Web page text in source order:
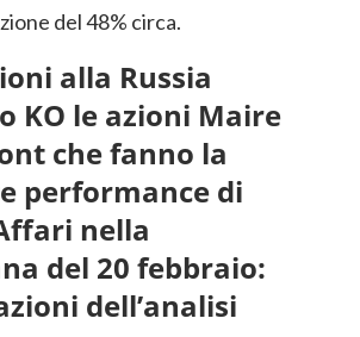
del 48% circa.
alla Russia
KO le azioni Maire
che fanno la
performance di
nella
del 20 febbraio:
dell’analisi